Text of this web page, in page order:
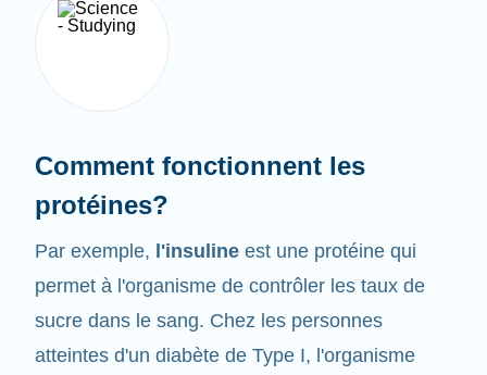
Comment fonctionnent les
protéines?
Par exemple, l'insuline est une protéine qui
permet à l'organisme de contrôler les taux de
sucre dans le sang. Chez les personnes
atteintes d'un diabète de Type I, l'organisme